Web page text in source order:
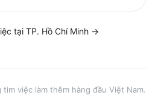
tại TP. Hồ Chí Minh →
tìm việc làm thêm hàng đầu Việt Nam.